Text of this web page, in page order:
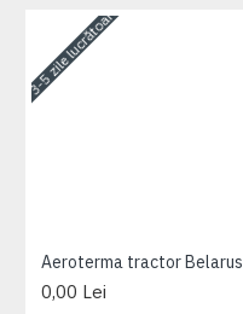
3-5 zile lucrătoare
Aeroterma tractor Belarus
0,00 Lei